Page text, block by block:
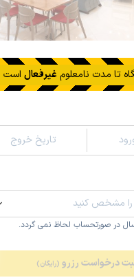
تا مدت نامعلوم غیرفعال است
تاریخ خروج
درخواست رزرو (رایگان)